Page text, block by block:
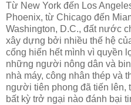
Từ New York đến Los
Phoenix, từ Chicago đến
Washington, D.C., đất nước
xây dựng bởi nhiều thế hệ
cống hiến hết mình vì quyền
những người nông dân và
nhà máy, công nhân thép và
người tiên phong đã tiến lên,
bất kỳ trở ngại nào đánh bại